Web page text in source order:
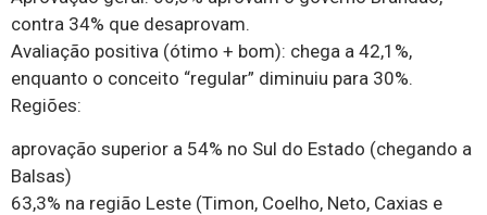
contra 34% que desaprovam.
Avaliação positiva (ótimo + bom): chega a 42,1%,
enquanto o conceito “regular” diminuiu para 30%.
Regiões:
aprovação superior a 54% no Sul do Estado (chegando a
Balsas)
63,3% na região Leste (Timon, Coelho, Neto, Caxias e